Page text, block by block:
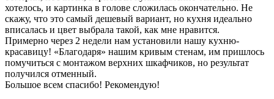
хотелось, и картинка в голове сложилась окончательно. Не
скажу, что это самый дешевый вариант, но кухня идеально
вписалась и цвет выбрала такой, как мне нравится.
Примерно через 2 недели нам установили нашу кухню-
красавицу! «Благодаря» нашим кривым стенам, им пришлось
помучиться с монтажом верхних шкафчиков, но результат
получился отменный.
Большое всем спасибо! Рекомендую!